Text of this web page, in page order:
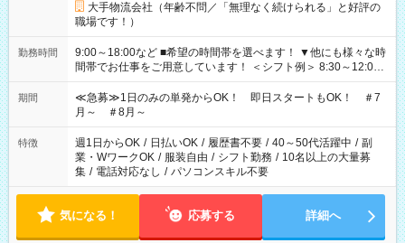
大手物流会社（年齢不問／「無理なく続けられる」と好評の
職場です！）
勤務時間
9:00～18:00など ■希望の時間帯を選べます！ ▼他にも様々な時
間帯でお仕事をご用意しています！ ＜シフト例＞ 8:30～12:00
17:00～22:00 13:00～22:00 22:00～翌6:00 など
期間
≪急募≫1日のみの単発からOK！ 即日スタートもOK！ ＃7
月～ ＃8月～
特徴 週1日からOK / 日払いOK / 履歴書不要 / 40～50代活躍中 / 副
業・WワークOK / 服装自由 / シフト勤務 / 10名以上の大量募
集 / 電話対応なし / パソコンスキル不要
気になる！ 応募する 詳細へ